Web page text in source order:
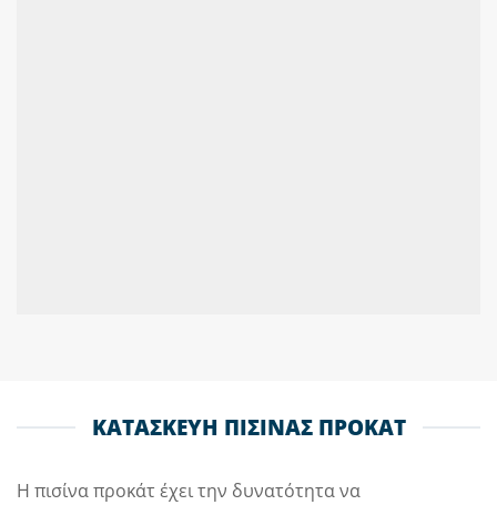
ΚΑΤΑΣΚΕΥΗ ΠΙΣΙΝΑΣ ΠΡΟΚΑΤ
Η πισίνα προκάτ έχει την δυνατότητα να